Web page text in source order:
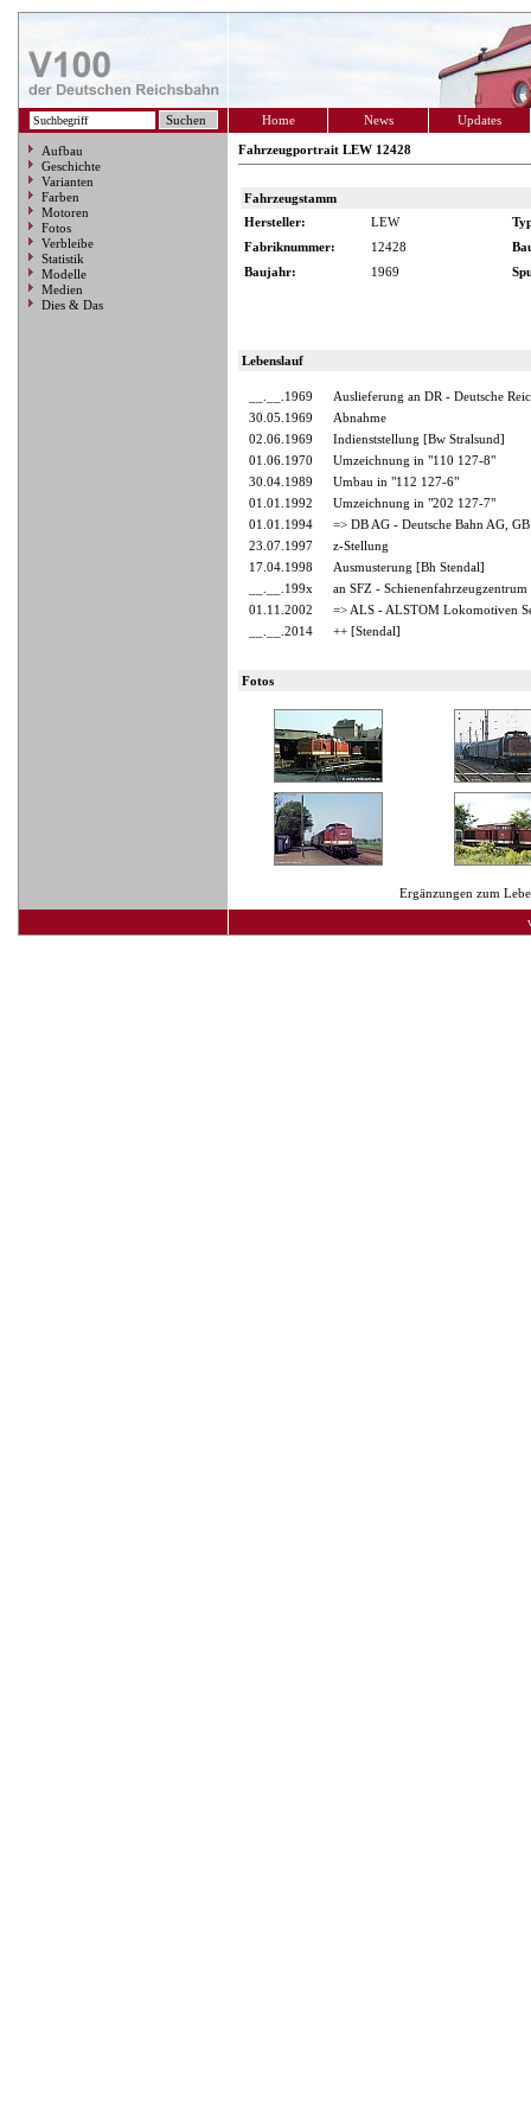
Home News Updates
Aufbau
Geschichte
Varianten
Farben
Motoren
Fotos
Verbleibe
Statistik
Modelle
Medien
Dies & Das
Fahrzeugportrait LEW 12428
Fahrzeugstamm
Hersteller:
LEW
Fabriknummer:
12428
Baujahr:
1969
Lebenslauf
__.__.1969
Auslieferung an DR - Deutsche
30.05.1969
Abnahme
02.06.1969
Indienststellung [Bw Stralsund]
01.06.1970
Umzeichnung in "110 127-8"
30.04.1989
Umbau in "112 127-6"
01.01.1992
Umzeichnung in "202 127-7"
01.01.1994
=> DB AG - Deutsche Bahn AG,
23.07.1997
z-Stellung
17.04.1998
Ausmusterung [Bh Stendal]
__.__.199x
an SFZ -
01.11.2002
=> ALS - ALSTOM Lokomotiven
__.__.2014
++ [Stendal]
Fotos
Ergänzungen zum